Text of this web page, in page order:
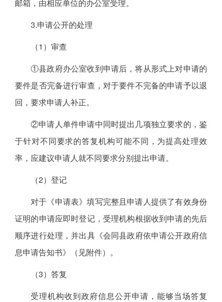
邮箱，由相应单位的办公室受理。
3.申请公开的处理
（1）审查
①县政府办公室收到申请后，将从形式上对申请的
要件是否完备进行审查，对于要件不完备的申请予以退
回，要求申请人补正。
②申请人单件申请中同时提出几项独立要求的，鉴
于针对不同要求的答复机构可能不同，为提高处理效
率，应建议申请人就不同要求分别提出申请。
（2）登记
对于《申请表》填写完整且申请人提供了有效身份
证明的申请应即时登记，受理机构根据收到申请的先后
顺序进行处理，并出具《会同县政府依申请公开政府信
息申请告知书》（见附件）。
（3）答复
受理机构收到政府信息公开申请，能够当场答复